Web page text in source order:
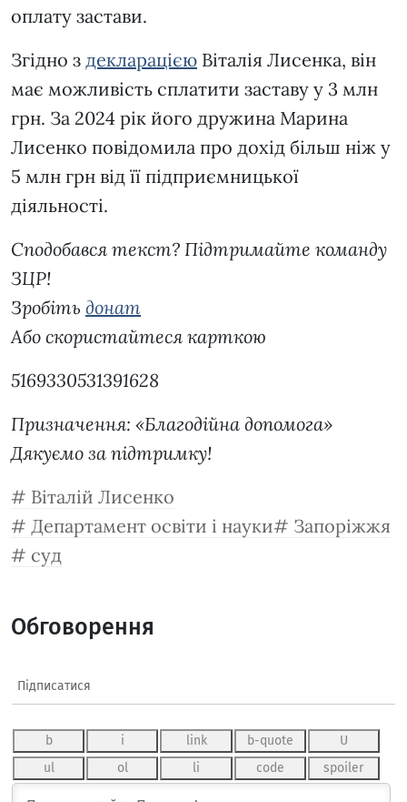
оплату застави.
Згідно з декларацією Віталія Лисенка, він
має можливість сплатити заставу у 3 млн
грн. За 2024 рік його дружина Марина
Лисенко повідомила про дохід більш ніж у
5 млн грн від її підприємницької
діяльності.
Сподобався текст? Підтримайте команду
ЗЦР!
Зробіть донат
Або скористайтеся карткою
5169330531391628
Призначення: «Благодійна допомога»
Дякуємо за підтримку!
Віталій Лисенко
Департамент освіти і науки
Запоріжжя
суд
Обговорення
Підписатися